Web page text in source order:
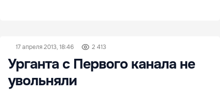
17 апреля 2013, 18:46 2 413
Урганта с Первого канала не
увольняли